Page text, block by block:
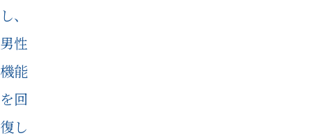
し、
男性
機能
を回
復し